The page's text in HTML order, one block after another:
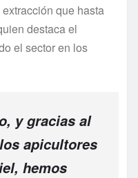
que hasta
destaca el
el sector en los
y gracias al
apicultores
hemos